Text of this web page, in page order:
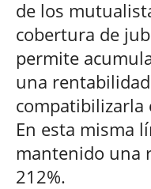
de los
cobertura de
permite
una
compatibilizarla
En esta misma
mantenido una
212%.